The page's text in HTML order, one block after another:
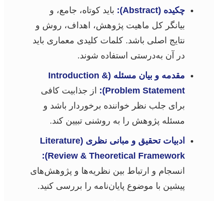
چکیده (Abstract):
باید کوتاه، جامع، و
بیانگر کل ماهیت پژوهش، اهداف، روش و
نتایج اصلی باشد. کلمات کلیدی معماری باید
در آن به‌درستی استفاده شوند.
مقدمه و بیان مسئله (Introduction &
Problem Statement):
از جذابیت کافی
برای جلب نظر خواننده برخوردار باشد و
مسئله پژوهش را به روشنی تبیین کند.
ادبیات تحقیق و مبانی نظری (Literature
Review & Theoretical Framework):
انسجام و ارتباط بین نظریه‌ها و پژوهش‌های
پیشین با موضوع پایان‌نامه را بررسی کنید.